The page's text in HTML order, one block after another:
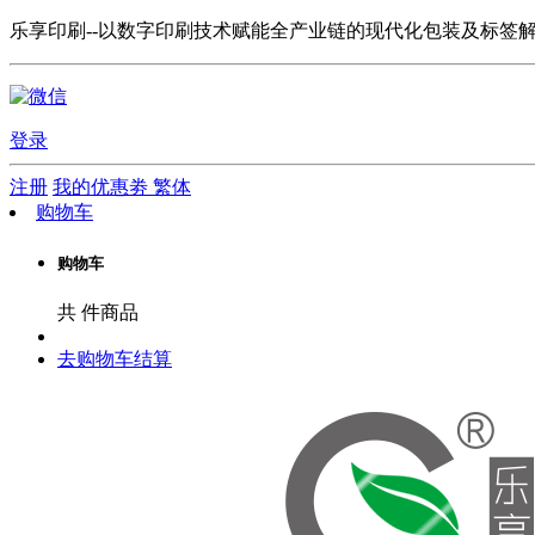
乐享印刷--以数字印刷技术赋能全产业链的现代化包装及标签
登录
注册 我的优惠劵 繁体
购物车
购物车
共 件商品
去购物车结算